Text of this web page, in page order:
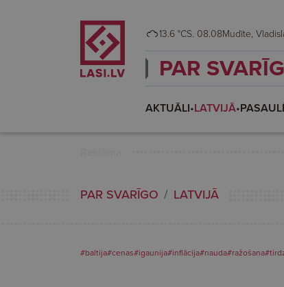
13.6 °CS. 08.08
PAR
AKTUĀLI•LATVIJĀ•
PAR SVARĪGO LATVIJĀ
#baltija#cenas#igaunija#inflācija#nauda#ražošana